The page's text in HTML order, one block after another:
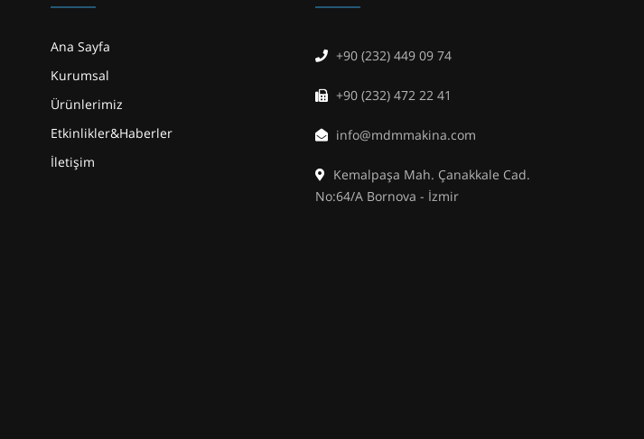
Ana Sayfa
Kurumsal
Ürünlerimiz
Etkinlikler&Haberler
İletişim
+90 (232) 449 09 74
+90 (232) 472 22 41
info@mdmmakina.com
Kemalpaşa Mah. Çanakkale Cad.
No:64/A Bornova - İzmir